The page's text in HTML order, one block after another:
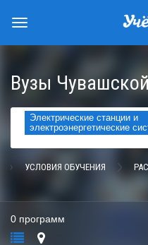
Вузы
Электрические станции и
электроэнергетические
УСЛОВИЯ ОБУЧЕНИЯ
0 программ